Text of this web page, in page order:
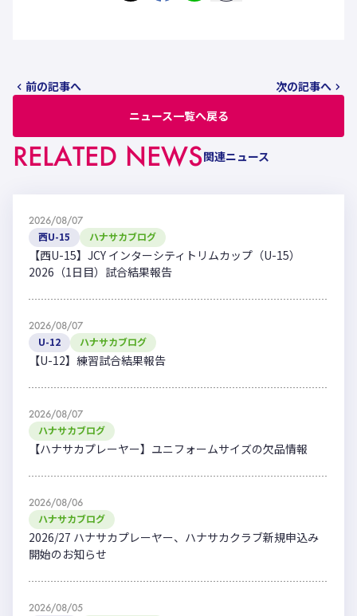
前の記事へ
ニュース一覧へ戻る
次の記事へ
RELATED NEWS関連ニュース
2026/08/07
西U-15 ハナサカブログ
【西U-15】JCY インターシティトリムカップ（U-15）
2026（1日目）試合結果報告
2026/08/07
U-12 ハナサカブログ
【U-12】練習試合結果報告
2026/08/07
ハナサカブログ
【ハナサカプレーヤー】ユニフォームサイズの欠品情報
2026/08/06
ハナサカブログ
2026/27 ハナサカプレーヤー、ハナサカクラブ新規申込み
開始のお知らせ
2026/08/05